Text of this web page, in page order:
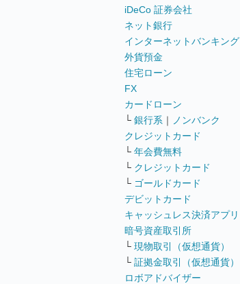
iDeCo 証券会社
ネット銀行
インターネットバンキング
外貨預金
住宅ローン
FX
カードローン
└ 銀行系 ｜
ノンバンク
クレジットカード
└ 年会費無料
└ クレジットカード
└ ゴールドカード
デビットカード
キャッシュレス決済アプリ
暗号資産取引所
└ 現物取引（仮想通貨）
└ 証拠金取引（仮想通貨）
ロボアドバイザー